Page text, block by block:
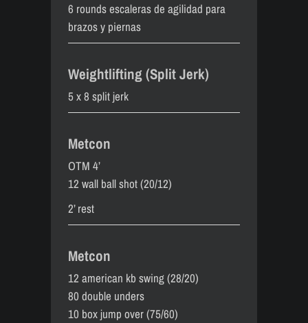
6 rounds escaleras de agilidad para
brazos y piernas
Weightlifting (Split Jerk)
5 x 8 split jerk
Metcon
OTM 4’
12 wall ball shot (20/12)
2’ rest
Metcon
12 american kb swing (28/20)
80 double unders
10 box jump over (75/60)